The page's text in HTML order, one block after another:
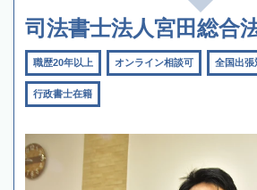
司法書士法人宮田総合
職歴20年以上 オンライン相談可 全国出張
行政書士在籍